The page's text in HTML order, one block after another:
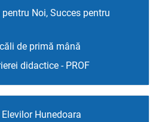
Noi, Succes pentru
de primă mână
didactice - PROF
Hunedoara